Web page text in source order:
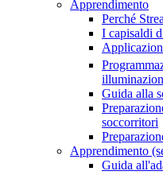
Apprendimento
Perché
I capisaldi
Guida alla
soccorritori
Apprendimento
Guida